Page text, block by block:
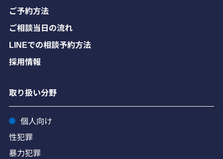
ご予約方法
ご相談当日の流れ
LINEでの相談予約方法
採用情報
取り扱い分野
個人向け
性犯罪
暴力犯罪